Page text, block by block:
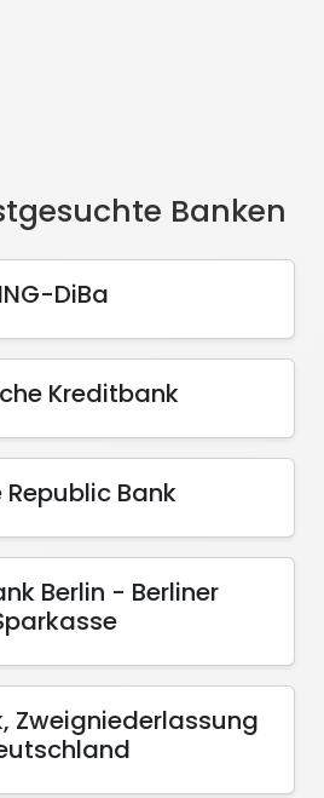
Banken
ING-DiBa
Kreditbank
Republic Bank
Berlin - Berliner
Zweigniederlassung